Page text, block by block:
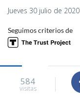
Jueves 30 julio de
Seguimos criterios de
584
visitas